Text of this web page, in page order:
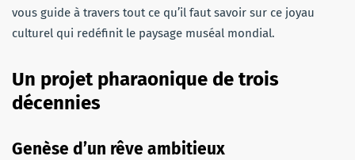
vous guide à travers tout ce qu’il faut savoir sur ce joyau
culturel qui redéfinit le paysage muséal mondial.
Un projet pharaonique de trois
décennies
Genèse d’un rêve ambitieux